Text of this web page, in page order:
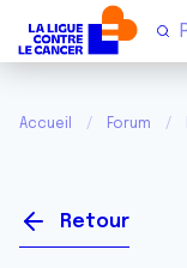
Accueil Forum
Retour